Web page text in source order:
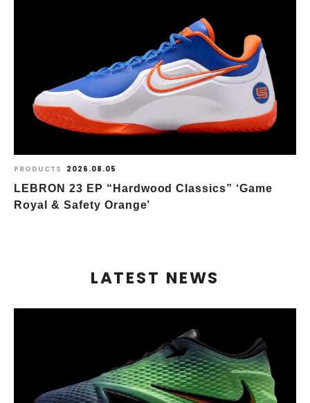
PRODUCTS 2026.08.05
LEBRON 23 EP “Hardwood Classics” ‘Game
Royal & Safety Orange’
LATEST NEWS